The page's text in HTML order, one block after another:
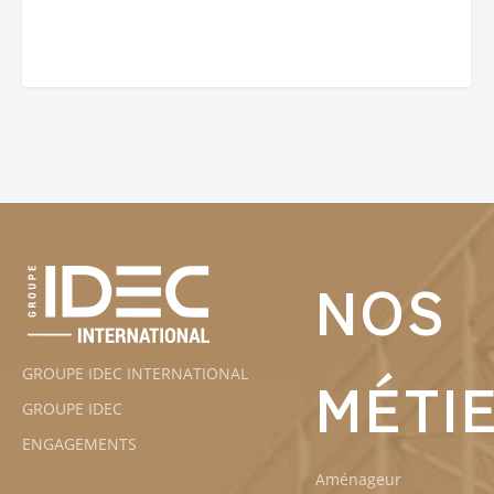
GROUPE IDEC INTERNATIONAL
GROUPE IDEC
ENGAGEMENTS
NOS
Aménageur